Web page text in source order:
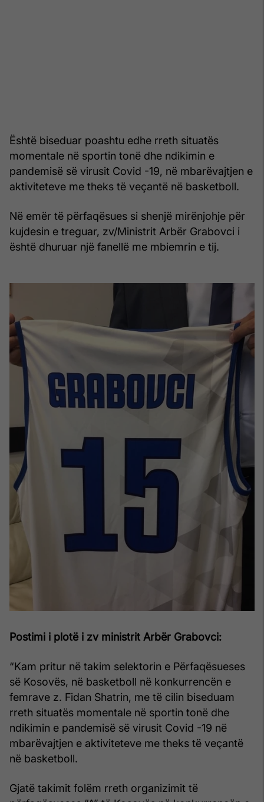
Është biseduar poashtu edhe rreth situatës
momentale në sportin tonë dhe ndikimin e
pandemisë së virusit Covid -19, në mbarëvajtjen e
aktiviteteve me theks të veçantë në basketboll.
Në emër të përfaqësues si shenjë mirënjohje për
kujdesin e treguar, zv/Ministrit Arbër Grabovci i
është dhuruar një fanellë me mbiemrin e tij.
Postimi i plotë i zv ministrit Arbër Grabovci:
“Kam pritur në takim selektorin e Përfaqësueses
së Kosovës, në basketboll në konkurrencën e
femrave z. Fidan Shatrin, me të cilin biseduam
rreth situatës momentale në sportin tonë dhe
ndikimin e pandemisë së virusit Covid -19 në
mbarëvajtjen e aktiviteteve me theks të veçantë
në basketboll.
Gjatë takimit folëm rreth organizimit të